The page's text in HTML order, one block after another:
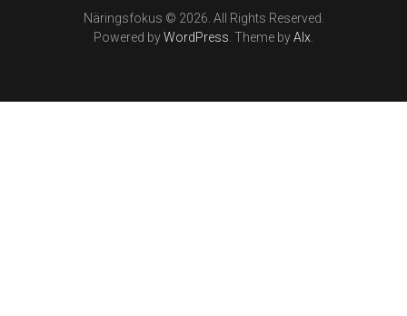
Näringsfokus © 2026. All Rights Reserved.
Powered byWordPress . Theme byAlx